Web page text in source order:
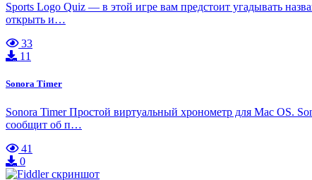
Sports Logo Quiz — в этой игре вам предстоит угадывать
открыть и…
33
11
Sonora Timer
Sonora Timer Простой виртуальный хронометр для Mac OS.
сообщит об п…
41
0